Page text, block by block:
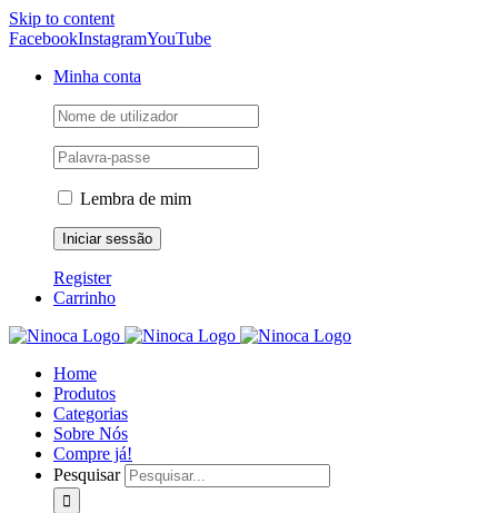
Skip to content
FacebookInstagramYouTube
Minha conta
Lembra de mim
Register
Carrinho
Home
Produtos
Categorias
Sobre Nós
Compre já!
Pesquisar